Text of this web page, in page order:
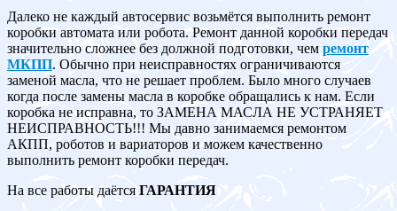
Далеко не каждый автосервис возьмётся выполнить ремонт
коробки автомата или робота. Ремонт данной коробки передач
значительно сложнее без должной подготовки, чем ремонт
МКПП. Обычно при неисправностях ограничиваются
заменой масла, что не решает проблем. Было много случаев
когда после замены масла в коробке обращались к нам. Если
коробка не исправна, то ЗАМЕНА МАСЛА НЕ УСТРАНЯЕТ
НЕИСПРАВНОСТЬ!!! Мы давно занимаемся ремонтом
АКПП, роботов и вариаторов и можем качественно
выполнить ремонт коробки передач.
На все работы даётсяГАРАНТИЯ